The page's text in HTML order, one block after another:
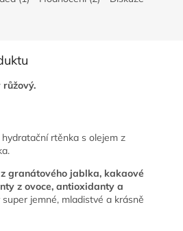
rtěnka s olejem z
granátového jablka, kakaové
z ovoce, antioxidanty a
jemné, mladistvé a krásně